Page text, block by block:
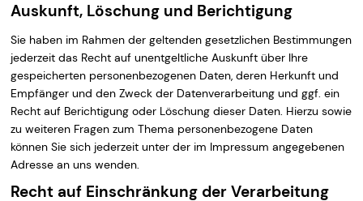
Auskunft, Löschung und Berichtigung
Sie haben im Rahmen der geltenden gesetzlichen Bestimmungen
jederzeit das Recht auf unentgeltliche Auskunft über Ihre
gespeicherten personenbezogenen Daten, deren Herkunft und
Empfänger und den Zweck der Datenverarbeitung und ggf. ein
Recht auf Berichtigung oder Löschung dieser Daten. Hierzu sowie
zu weiteren Fragen zum Thema personenbezogene Daten
können Sie sich jederzeit unter der im Impressum angegebenen
Adresse an uns wenden.
Recht auf Einschränkung der Verarbeitung